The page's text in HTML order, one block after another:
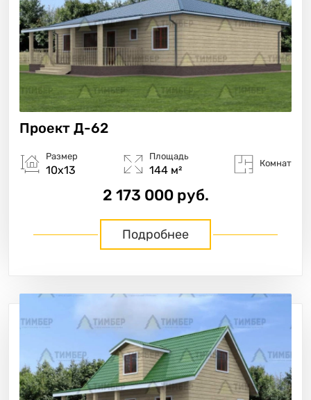
Проект Д-62
Размер
10х13
Площадь
144 м²
Комнат
2 173 000 руб.
Подробнее